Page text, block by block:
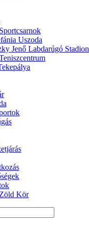
Uszoda
Jenő Labdarúgó Stadion
Kör